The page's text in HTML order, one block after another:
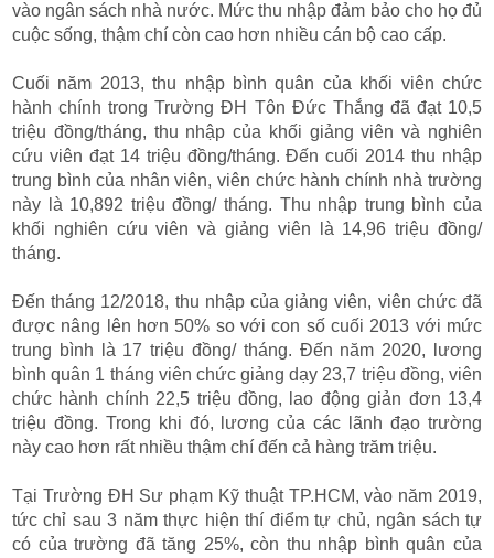
vào ngân sách nhà nước. Mức thu nhập đảm bảo cho họ đủ
cuộc sống, thậm chí còn cao hơn nhiều cán bộ cao cấp.
Cuối năm 2013, thu nhập bình quân của khối viên chức
hành chính trong Trường ĐH Tôn Đức Thắng đã đạt 10,5
triệu đồng/tháng, thu nhập của khối giảng viên và nghiên
cứu viên đạt 14 triệu đồng/tháng. Đến cuối 2014 thu nhập
trung bình của nhân viên, viên chức hành chính nhà trường
này là 10,892 triệu đồng/ tháng. Thu nhập trung bình của
khối nghiên cứu viên và giảng viên là 14,96 triệu đồng/
tháng.
Đến tháng 12/2018, thu nhập của giảng viên, viên chức đã
được nâng lên hơn 50% so với con số cuối 2013 với mức
trung bình là 17 triệu đồng/ tháng. Đến năm 2020, lương
bình quân 1 tháng viên chức giảng dạy 23,7 triệu đồng, viên
chức hành chính 22,5 triệu đồng, lao động giản đơn 13,4
triệu đồng. Trong khi đó, lương của các lãnh đạo trường
này cao hơn rất nhiều thậm chí đến cả hàng trăm triệu.
Tại Trường ĐH Sư phạm Kỹ thuật TP.HCM, vào năm 2019,
tức chỉ sau 3 năm thực hiện thí điểm tự chủ, ngân sách tự
có của trường đã tăng 25%, còn thu nhập bình quân của